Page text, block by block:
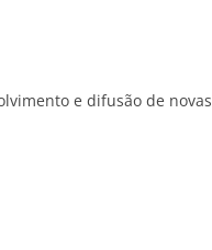
e difusão de novas